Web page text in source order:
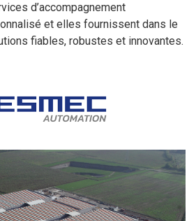
d’accompagnement
et elles fournissent dans le
fiables, robustes et innovantes.